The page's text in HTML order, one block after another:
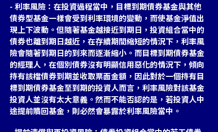
- 利率風險：在投資過程當中，目標到期債券基金與其他
債券型基金一樣會受到利率環境的變動，而使基金淨值出
現上下波動。但隨著基金越接近到期日，投資組合當中的
債券也離到期日越近，在存續期間縮短的情況下，利率風
險會隨著到期日的到來而逐漸縮小。而目標到期債券基金
的經理人，在個別債券沒有明顯信用惡化的情況下，傾向
持有該檔債券到期並收取票面金額，因此對於一個持有目
標到期債券基金至到期的投資人而言，利率風險對該基金
投資人並沒有太大意義。然而不能否認的是，若投資人中
途提前贖回基金，則必然會暴露於利率風險當中。